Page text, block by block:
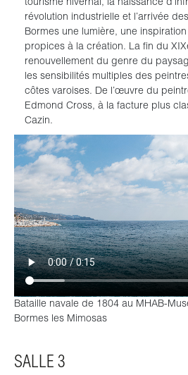
révolution industrielle et l’arrivée
Bormes une lumière, une
propices à la création. La fin du
renouvellement du genre du
les sensibilités multiples des
côtes varoises. De l’œuvre du
Edmond Cross, à la facture plus
Cazin.
Bataille navale de 1804 au MHAB-
Bormes les Mimosas
SALLE 3